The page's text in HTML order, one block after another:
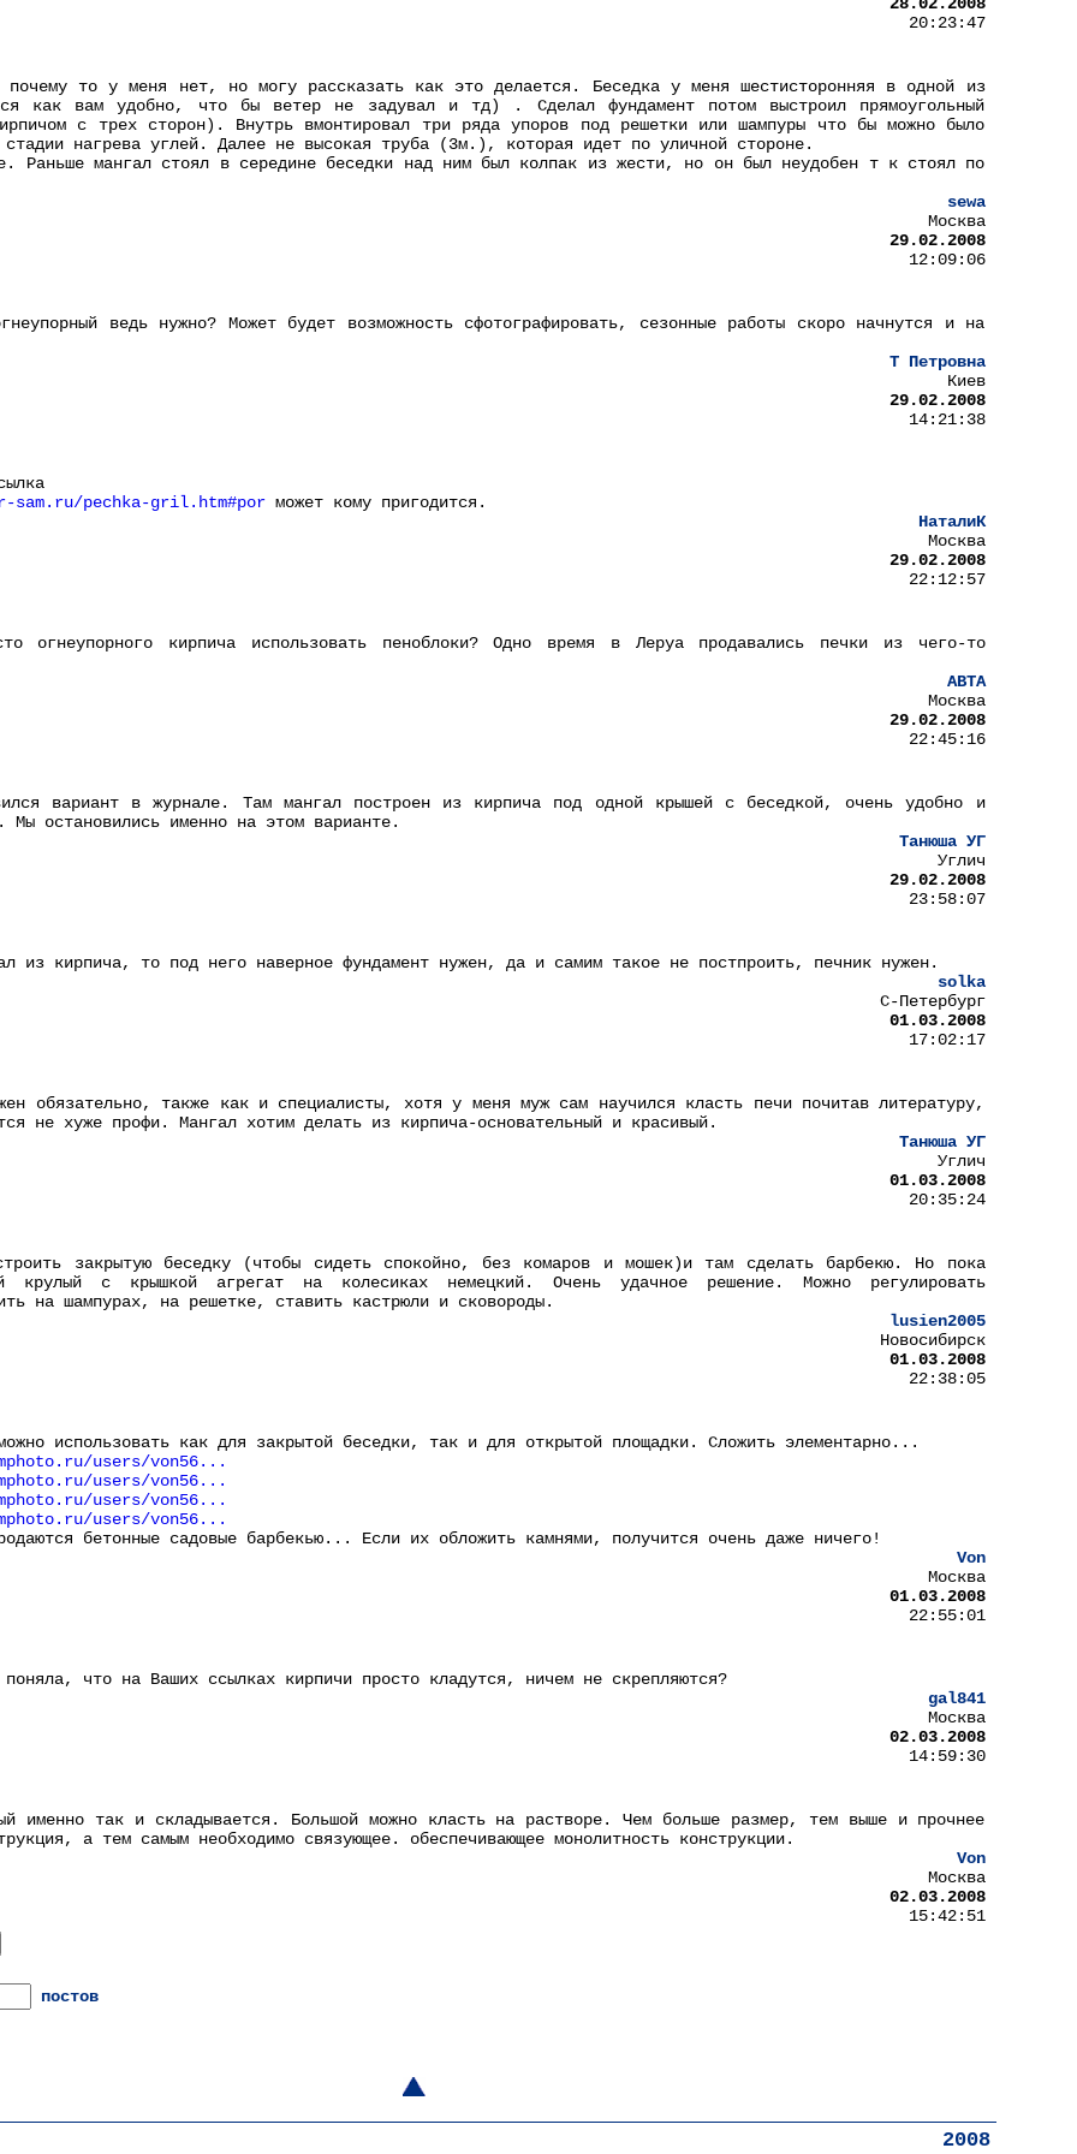
20:23:47
почему то у меня нет, но могу рассказать как это делается. Беседка у меня шестисторонняя в одной из
как вам удобно, что бы ветер не задувал и тд) . Сделал фундамент потом выстроил прямоугольный
с трех сторон). Внутрь вмонтировал три ряда упоров под решетки или шампуры что бы можно было
стадии нагрева углей. Далее не высокая труба (3м.), которая идет по уличной стороне.
Раньше мангал стоял в середине беседки над ним был колпак из жести, но он был неудобен т к стоял по
sewa
Москва
29.02.2008
12:09:06
ведь нужно? Может будет возможность сфотографировать, сезонные работы скоро начнутся и на
Т Петровна
Киев
29.02.2008
14:21:38
sam.ru/pechka-gril.htm#porможет кому пригодится.
НаталиК
Москва
29.02.2008
22:12:57
огнеупорного кирпича использовать пеноблоки? Одно время в Леруа продавались печки из чего-то
АВТА
Москва
29.02.2008
22:45:16
вариант в журнале. Там мангал построен из кирпича под одной крышей с беседкой, очень удобно и
Мы остановились именно на этом варианте.
Танюша УГ
Углич
29.02.2008
23:58:07
из кирпича, то под него наверное фундамент нужен, да и самим такое не постпроить, печник нужен.
solka
С-Петербург
01.03.2008
17:02:17
обязательно, также как и специалисты, хотя у меня муж сам научился класть печи почитав литературу,
не хуже профи. Мангал хотим делать из кирпича-основательный и красивый.
Танюша УГ
Углич
01.03.2008
20:35:24
закрытую беседку (чтобы сидеть спокойно, без комаров и мошек)и там сделать барбекю. Но пока
крулый с крышкой агрегат на колесиках немецкий. Очень удачное решение. Можно регулировать
на шампурах, на решетке, ставить кастрюли и сковороды.
lusien2005
Новосибирск
01.03.2008
22:38:05
использовать как для закрытой беседки, так и для открытой площадки. Сложить элементарно...
users/von56...
users/von56...
users/von56...
users/von56...
бетонные садовые барбекью... Если их обложить камнями, получится очень даже ничего!
Von
Москва
01.03.2008
22:55:01
что на Ваших ссылках кирпичи просто кладутся, ничем не скрепляются?
gal841
Москва
02.03.2008
14:59:30
именно так и складывается. Большой можно класть на растворе. Чем больше размер, тем выше и прочнее
а тем самым необходимо связующее. обеспечивающее монолитность конструкции.
Von
Москва
02.03.2008
15:42:51
постов
2008